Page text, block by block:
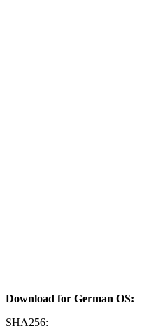
Download for German OS:
SHA256: